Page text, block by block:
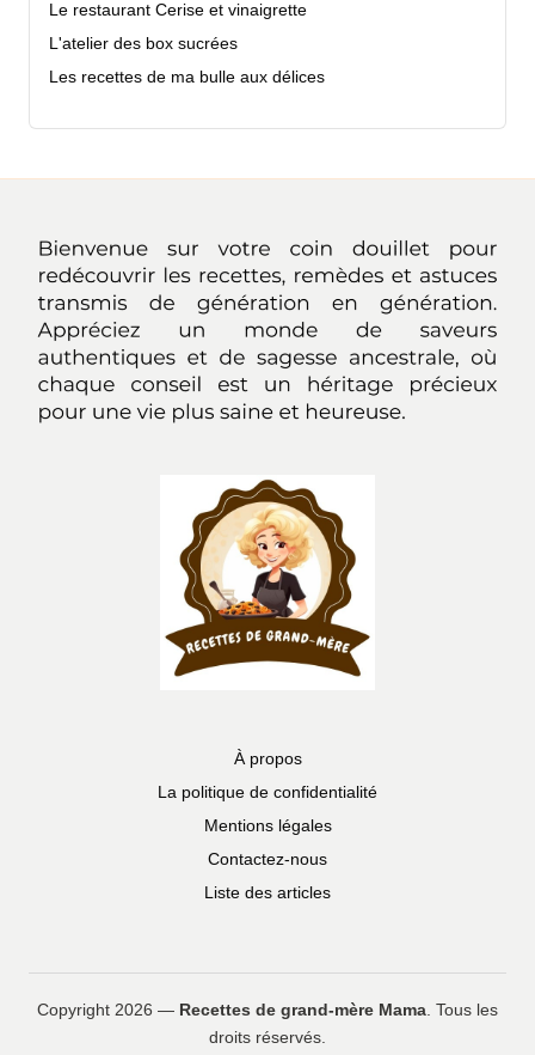
Le restaurant Cerise et vinaigrette
L'atelier des box sucrées
Les recettes de ma bulle aux délices
À propos
La politique de confidentialité
Mentions légales
Contactez-nous
Liste des articles
Copyright 2026 — Recettes de grand-mère Mama. Tous les
droits réservés.